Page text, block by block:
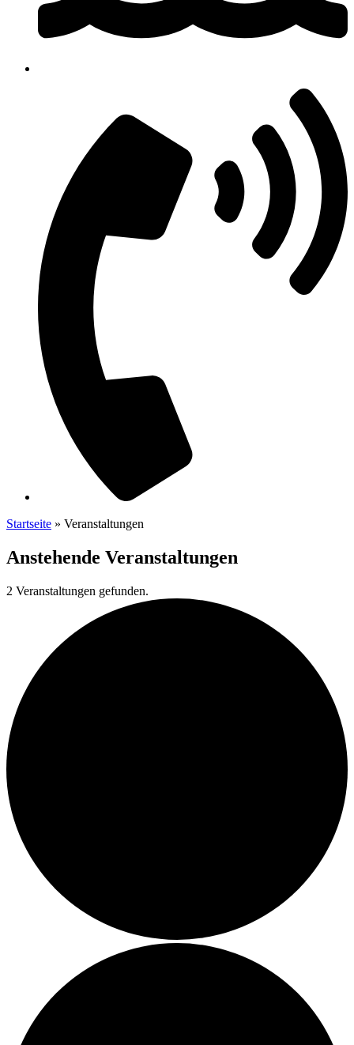
Startseite » Veranstaltungen
Anstehende Veranstaltungen
2 Veranstaltungen gefunden.